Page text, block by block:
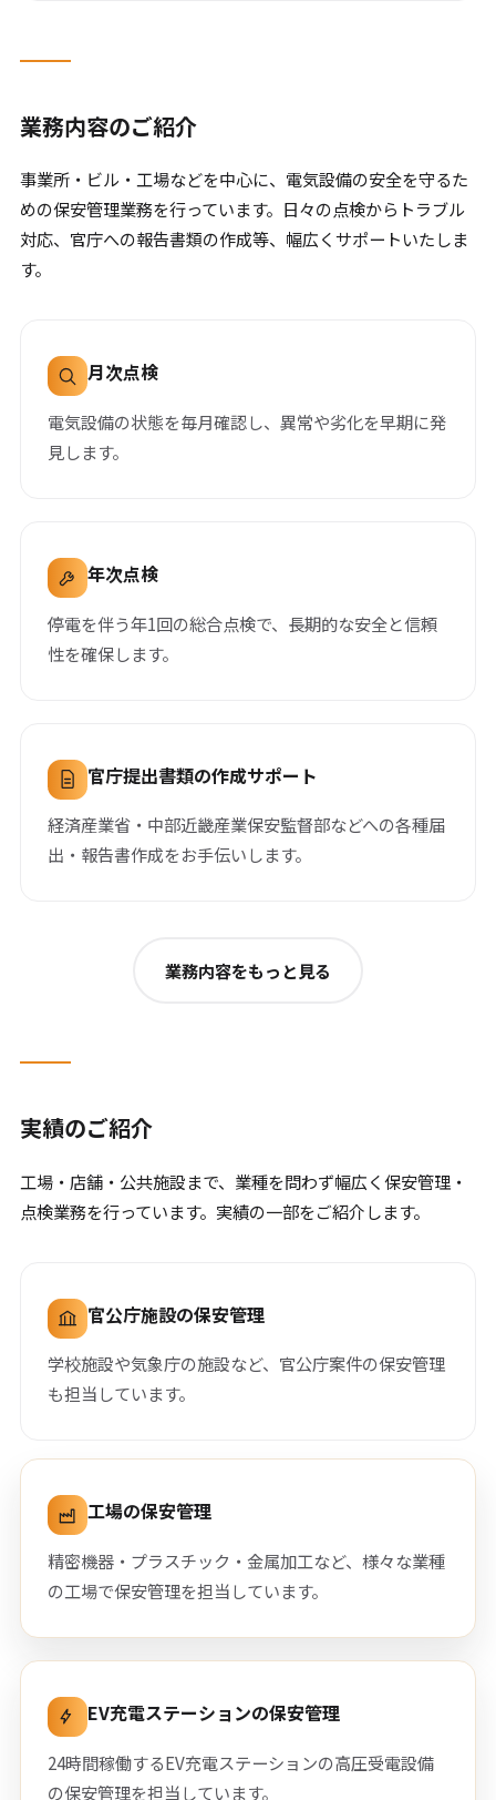
業務内容のご紹介
事業所・ビル・工場などを中心に、電気設備の安全を守るた
めの保安管理業務を行っています。日々の点検からトラブル
対応、官庁への報告書類の作成等、幅広くサポートいたしま
す。
月次点検
電気設備の状態を毎月確認し、異常や劣化を早期に発
見します。
年次点検
停電を伴う年1回の総合点検で、長期的な安全と信頼
性を確保します。
官庁提出書類の作成サポート
経済産業省・中部近畿産業保安監督部などへの各種届
出・報告書作成をお手伝いします。
業務内容をもっと見る
実績のご紹介
工場・店舗・公共施設まで、業種を問わず幅広く保安管理・
点検業務を行っています。実績の一部をご紹介します。
官公庁施設の保安管理
学校施設や気象庁の施設など、官公庁案件の保安管理
も担当しています。
工場の保安管理
精密機器・プラスチック・金属加工など、様々な業種
の工場で保安管理を担当しています。
EV充電ステーションの保安管理
24時間稼働するEV充電ステーションの高圧受電設備
の保安管理を担当しています。